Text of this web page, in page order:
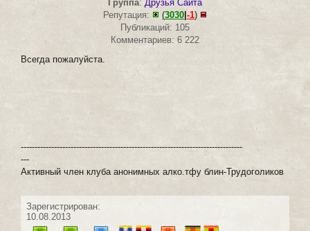
Группа: Друзья Сайта
Репутация:
(3030 -1)
Публикаций: 105
Комментариев: 6 222
Всегда пожалуйста.
--------------------------------------------------------------------------------
---
Активный член клуба анонимных алко.тфу блин-Трудоголиков
Зарегистрирован:
10.08.2013